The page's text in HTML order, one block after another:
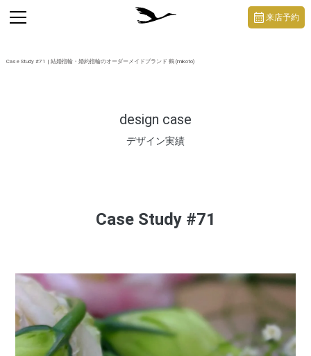
Case Study #71 | 結婚指輪・婚約指輪のオーダーメイドブランド 鶴 (mikoto)
design case
デザイン実績
toggle
navigation
来店予約
Case Study #71